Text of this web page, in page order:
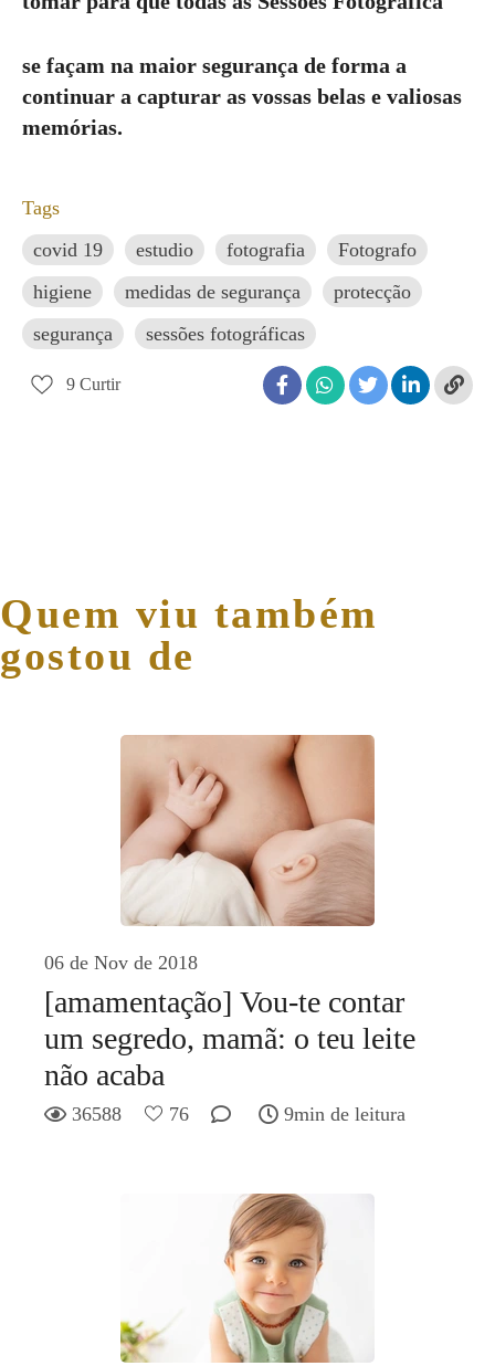
se façam na maior segurança de forma a
continuar a capturar as vossas belas e valiosas
memórias.
Tags
covid 19
estudio fotografia
Fotografo
higiene
medidas de segurança
protecção
segurança
sessões fotográficas
9 Curtir
Quem viu também
gostou de
06 de Nov de 2018
[amamentação] Vou-te contar
um segredo, mamã: o teu leite
não acaba
36588 76 9min de leitura